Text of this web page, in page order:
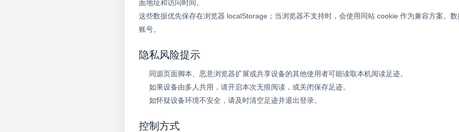
面地址和访问时间。
这些数据优先保存在浏览器 localStorage；当浏览器不支持时，会使用同站 cookie 作为兼容方案。
账号。
隐私风险提示
同源页面脚本、恶意浏览器扩展或共享设备的其他使用者可能读取本机阅读足迹。
如果设备由多人共用，请开启本次无痕阅读，或关闭保存足迹。
如怀疑设备环境不安全，请及时清空足迹并退出登录。
控制方式